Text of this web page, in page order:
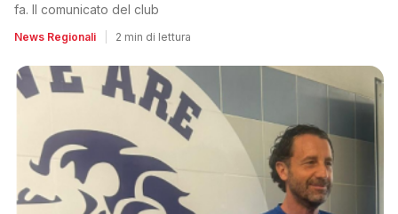
fa. Il comunicato del club
News Regionali 2 min di lettura